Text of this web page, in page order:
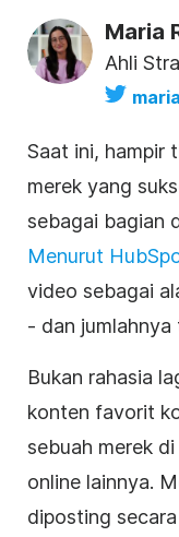
Maria
Ahli
Saat ini, hampir
merek yang
sebagai bagian
Menurut
video sebagai
- dan
Bukan rahasia
konten favorit
sebuah merek di
online lainnya.
diposting